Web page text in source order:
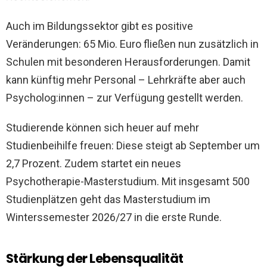
Auch im Bildungssektor gibt es positive
Veränderungen: 65 Mio. Euro fließen nun zusätzlich in
Schulen mit besonderen Herausforderungen. Damit
kann künftig mehr Personal – Lehrkräfte aber auch
Psycholog:innen – zur Verfügung gestellt werden.
Studierende können sich heuer auf mehr
Studienbeihilfe freuen: Diese steigt ab September um
2,7 Prozent. Zudem startet ein neues
Psychotherapie-Masterstudium. Mit insgesamt 500
Studienplätzen geht das Masterstudium im
Winterssemester 2026/27 in die erste Runde.
Stärkung der Lebensqualität